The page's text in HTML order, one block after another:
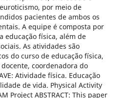
por meio de
pacientes de ambos os
A equipe é composta por
educação física, além de
As atividades são
do curso de educação física,
coordenadora do
Atividade física. Educação
de vida. Physical Activity
Project ABSTRACT: This paper